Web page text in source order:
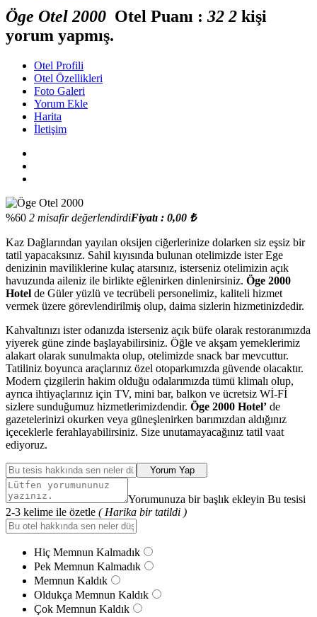
Öge Otel 2000 Otel Puanı : 32 2 kişi
yorum yapmış.
Otel Profili
Otel Özellikleri
Foto Galeri
Yorum Ekle
Harita
İletişim
%60 2 misafir değerlendirdiFiyatı : 0,00 ₺
Kaz Dağlarından yayılan oksijen ciğerlerinize dolarken siz eşsiz bir
tatil yapacaksınız. Sahil kıyısında bulunan otelimizde ister Ege
denizinin maviliklerine kulaç atarsınız, isterseniz otelimizin açık
havuzunda aileniz ile birlikte eğlenirken dinlenirsiniz. Öge 2000
Hotel de Güler yüzlü ve tecrübeli personelimiz, kaliteli hizmet
vermek üzere görevlendirilmiş olup, daima sizlerin hizmetinizdedir.
Kahvaltınızı ister odanızda isterseniz açık büfe olarak restoranımızda
yiyerek güne zinde başlayabilirsiniz. Öğle ve akşam yemeklerimiz
alakart olarak sunulmakta olup, otelimizde snack bar mevcuttur.
Tatiliniz boyunca araçlarınız özel otoparkımızda güvende olacaktır.
Modern çizgilerin hakim olduğu odalarımızda tümü klimalı olup,
ayrıca ihtiyaçlarınız için TV, mini bar, balkon ve ücretsiz Wİ-Fİ
sizlere sunduğumuz hizmetlerimizdendir. Öge 2000 Hotel’ de
gazetelerinizi okurken veya güneşlenirken barımızdan aldığınız
içeceklerle ferahlayabilirsiniz. Size unutamayacağınız tatil vaat
ediyoruz.
Yorum Yap
Yorumunuza bir başlık ekleyin Bu tesisi
2-3 kelime ile özetle ( Harika bir tatildi )
Hiç Memnun Kalmadık
Pek Memnun Kalmadık
Memnun Kaldık
Oldukça Memnun Kaldık
Çok Memnun Kaldık